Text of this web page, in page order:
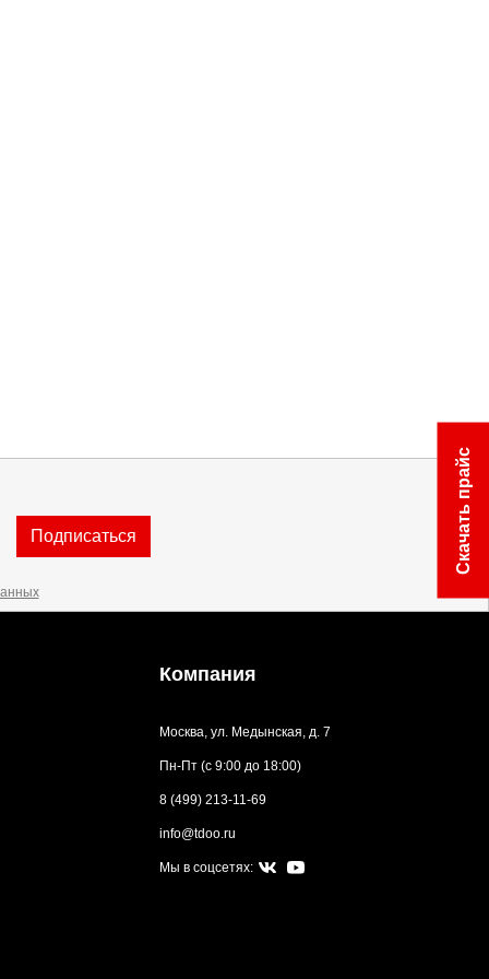
Подписаться
Компания
Москва, ул. Медынская, д. 7
Пн-Пт (с 9:00 до 18:00)
8 (499) 213-11-69
info@tdoo.ru
Мы в соцсетях:
Скачать прайс